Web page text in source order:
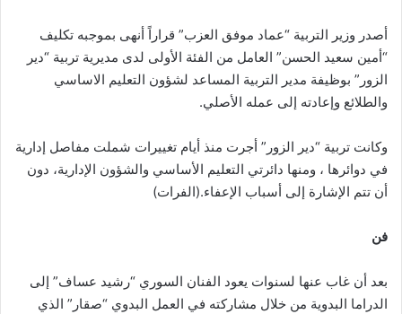
أصدر وزير التربية “عماد موفق العزب” قراراً أنهى بموجبه تكليف
“أمين سعيد الحسن” العامل من الفئة الأولى لدى مديرية تربية “دير
الزور” بوظيفة مدير التربية المساعد لشؤون التعليم الاساسي
والطلائع وإعادته إلى عمله الأصلي.
وكانت تربية “دير الزور” أجرت منذ أيام تغييرات شملت مفاصل إدارية
في دوائرها ، ومنها دائرتي التعليم الأساسي والشؤون الإدارية، دون
أن تتم الإشارة إلى أسباب الإعفاء.(الفرات)
فن
بعد أن غاب عنها لسنوات يعود الفنان السوري “رشيد عساف” إلى
الدراما البدوية من خلال مشاركته في العمل البدوي “صقار” الذي